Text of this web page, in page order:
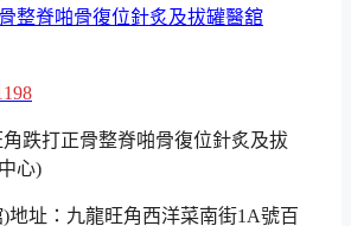
整脊啪骨復位針炙及拔罐醫舘
地址：九龍旺角西洋菜南街1A號百